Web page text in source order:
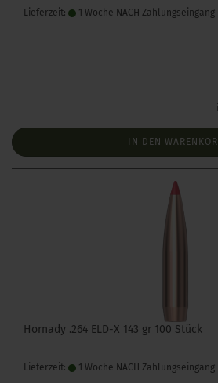
Lieferzeit: 1 Woche NACH Zahlungseingang
IN DEN
Hornady .264 ELD-X 143 gr 100 Stück
Lieferzeit: 1 Woche NACH Zahlungseingang